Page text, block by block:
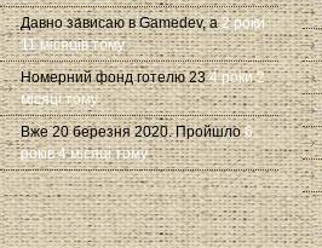
Давно зависаю в Gamedev, а 2 роки
11 місяців тому
Номерний фонд готелю 23 4 роки 2
місяці тому
Вже 20 березня 2020. Пройшло 6
років 4 місяці тому